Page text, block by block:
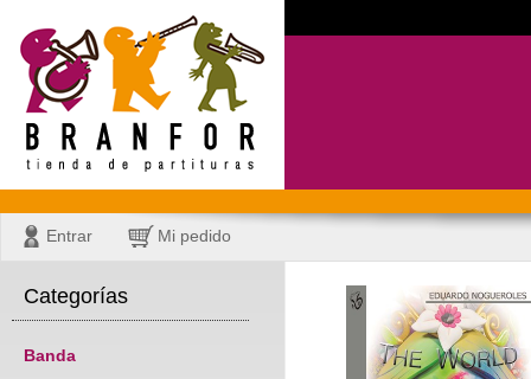
Entrar Mi pedido
Categorías
Banda